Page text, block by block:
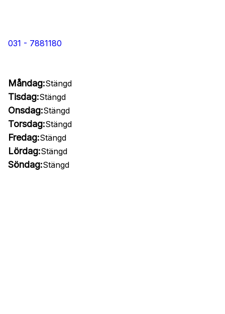
031 - 7881180
Måndag:Stängd
Tisdag:Stängd
Onsdag:Stängd
Torsdag:Stängd
Fredag:Stängd
Lördag:Stängd
Söndag:Stängd